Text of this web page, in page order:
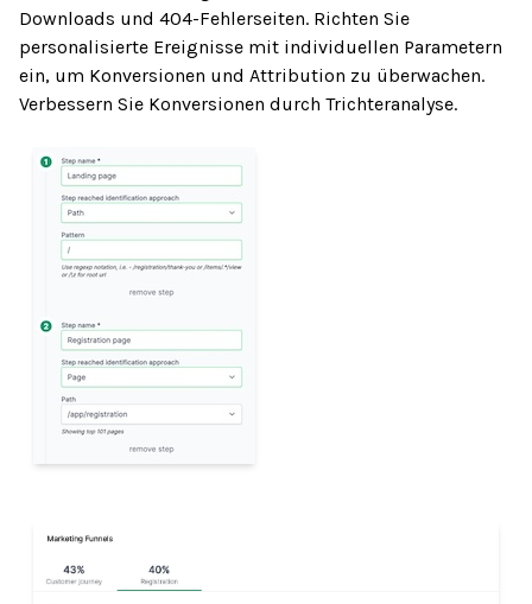
Downloads und 404-Fehlerseiten. Richten Sie
personalisierte Ereignisse mit individuellen Parametern
ein, um Konversionen und Attribution zu überwachen.
Verbessern Sie Konversionen durch Trichteranalyse.